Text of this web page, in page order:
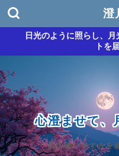
澄
日光のように照らし、
トを
心澄ませて、
真の使いやすさを